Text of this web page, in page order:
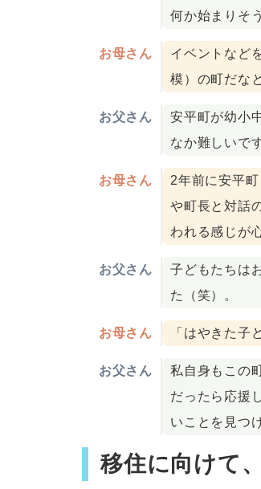
何か始まりそ
お母さん
イベントなど
模）の町だな
お父さん
安平町が幼小
なか難しいで
お母さん
2年前に安平
や町長と対話
われる感じが
お父さん
子どもたちは
た（笑）。
お母さん 「はやきた子
お父さん
私自身もこの
だったら応援
いことを見つ
移住に向けて